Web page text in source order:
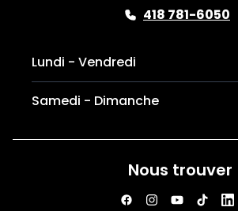
418 781-6050
Lundi - Vendredi
Samedi - Dimanche
Nous trouver